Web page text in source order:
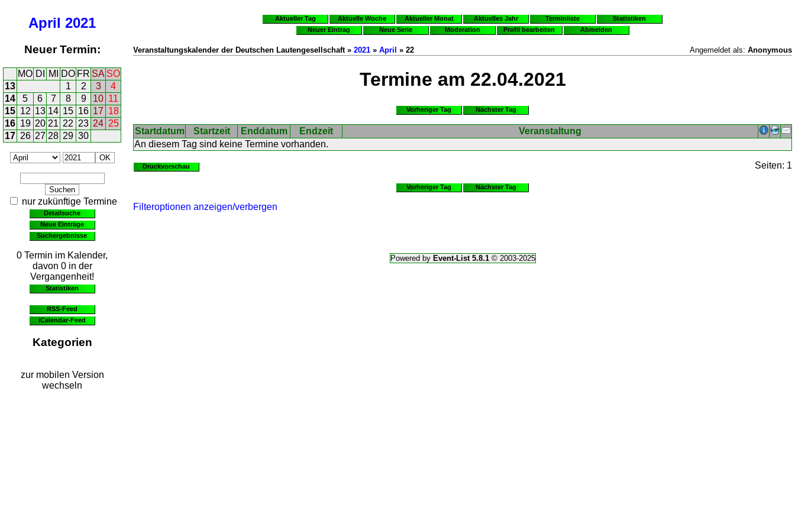
April 2021
Neuer Termin:
MO DI MI DO FR SA SO
13
1 2 3
4
14
5 6 7 8 9 10 11
15 12 13 14 15 16 17 18
16 19 20 21 22 23 24 25
17 26 27 28 29 30
nur zukünftige Termine
Detailsuche
Neue Einträge
Suchergebnisse
0 Termin im Kalender,
davon 0 in der
Vergangenheit!
Statistiken
RSS-Feed
iCalendar-Feed
Kategorien
zur mobilen Version
wechseln
Aktueller Tag Aktuelle Woche Aktueller Monat Aktuelles Jahr Terminliste
Statistiken
Neuer Eintrag
Neue Serie Moderation Profil bearbeiten Abmelden
Veranstaltungskalender der Deutschen Lautengesellschaft » 2021 » April » 22 Angemeldet als: Anonymous
Termine am 22.04.2021
Vorheriger Tag Nächster Tag
Startdatum Startzeit Enddatum Endzeit
Veranstaltung
An diesem Tag sind keine Termine vorhanden.
Druckvorschau Seiten: 1
Vorheriger Tag Nächster Tag
Filteroptionen anzeigen/verbergen
Powered by Event-List 5.8.1© 2003-2025